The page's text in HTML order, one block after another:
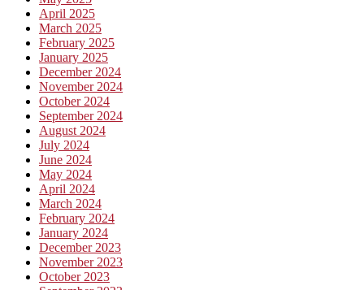
April 2025
March 2025
February 2025
January 2025
December 2024
November 2024
October 2024
September 2024
August 2024
July 2024
June 2024
May 2024
April 2024
March 2024
February 2024
January 2024
December 2023
November 2023
October 2023